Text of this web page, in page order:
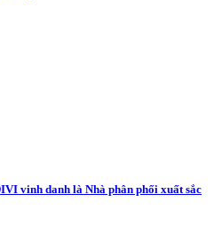
vinh danh là Nhà phân phối xuất sắc